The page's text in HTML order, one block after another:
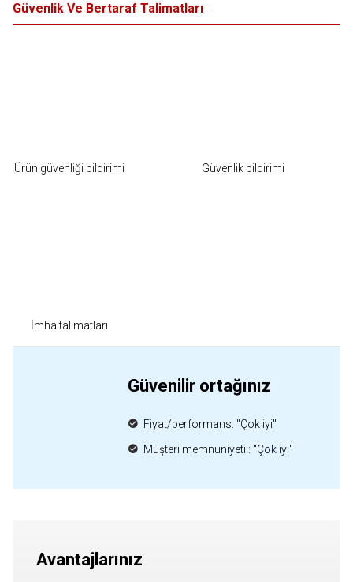
Güvenlik Ve Bertaraf Talimatları
Ürün güvenliği bildirimi Güvenlik bildirimi
İmha talimatları
Güvenilir ortağınız
Fiyat/performans: "Çok iyi"
Müşteri memnuniyeti : "Çok iyi"
Avantajlarınız